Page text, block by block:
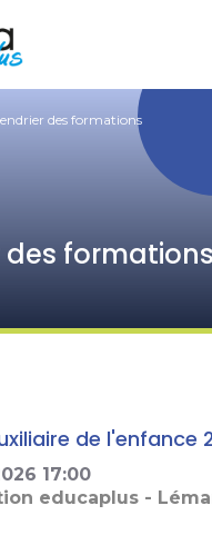
des formations
formations
de l'enfance
17:00
educaplus -